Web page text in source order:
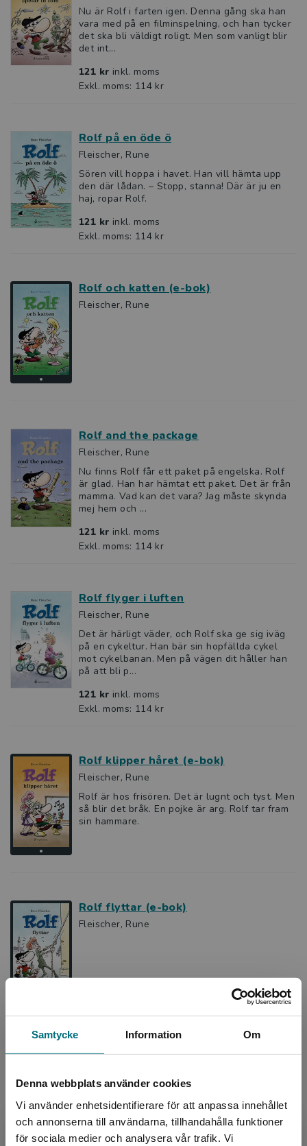
Samtycke Information Om
Denna webbplats använder cookies
Vi använder enhetsidentifierare för att anpassa innehållet
och annonserna till användarna, tillhandahålla funktioner
för sociala medier och analysera vår trafik. Vi
Nu är Rolf i farten igen. Denna gång ska han
vara med på en filminspelning, och han tycker
det ska bli väldigt roligt. Men som vanligt blir
det int...
121 kr inkl. moms
Exkl. moms: 114 kr
Rolf på en öde ö
Fleischer, Rune
Sören vill hoppa i havet. Han vill hämta upp
den där lådan. – Stopp, stanna! Där är ju en
haj, ropar Rolf.
121 kr inkl. moms
Exkl. moms: 114 kr
Rolf och katten (e-bok)
Fleischer, Rune
Rolf and the package
Fleischer, Rune
Nu finns Rolf får ett paket på engelska. Rolf
är glad. Han har hämtat ett paket. Det är från
mamma. Vad kan det vara? Jag måste skynda
mej hem och ...
121 kr inkl. moms
Exkl. moms: 114 kr
Rolf flyger i luften
Fleischer, Rune
Det är härligt väder, och Rolf ska ge sig iväg
på en cykeltur. Han bär sin hopfällda cykel
mot cykelbanan. Men på vägen dit håller han
på att bli p...
121 kr inkl. moms
Exkl. moms: 114 kr
Rolf klipper håret (e-bok)
Fleischer, Rune
Rolf är hos frisören. Det är lugnt och tyst. Men
så blir det bråk. En pojke är arg. Rolf tar fram
sin hammare.
Rolf flyttar (e-bok)
Fleischer, Rune
Rolf åker skidor
Rolf är på skidresa. För första gången i sitt liv
ska han åka skidor, något han aldrig har gjort
förr. Han har bytt kepsen mot stickad mössa,
och t...